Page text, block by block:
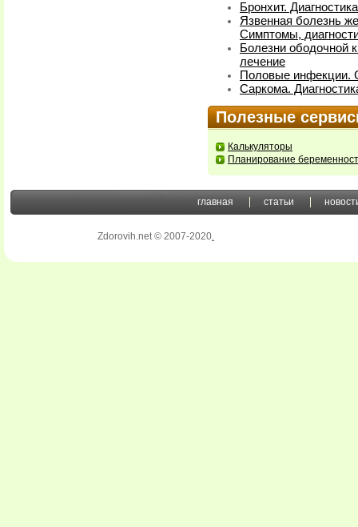
Бронхит.
Язвенная болезнь
Симптомы,
Болезни ободочной
лечение
Половые инфекции.
Саркома.
Полезные
Калькуляторы
Планирование
главная статьи
Zdorovih.net © 2007-2020